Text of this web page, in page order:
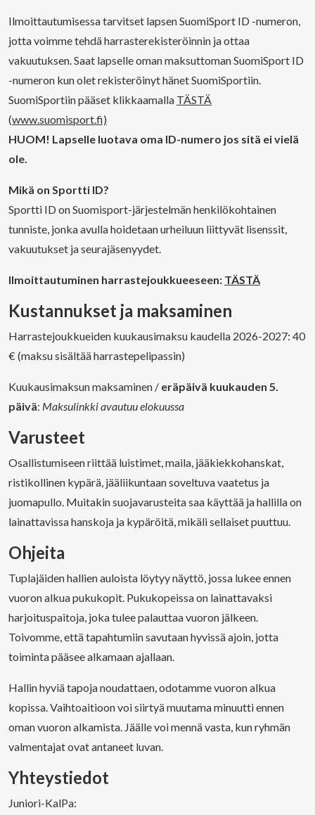
Ilmoittautumisessa tarvitset lapsen SuomiSport ID -numeron,
jotta voimme tehdä harrasterekisteröinnin ja ottaa
vakuutuksen. Saat lapselle oman maksuttoman SuomiSport ID
-numeron kun olet rekisteröinyt hänet SuomiSportiin.
SuomiSportiin pääset klikkaamalla TÄSTÄ
(www.suomisport.fi)
HUOM! Lapselle luotava oma ID-numero jos sitä ei vielä
ole.
Mikä on Sportti ID?
Sportti ID on Suomisport-järjestelmän henkilökohtainen
tunniste, jonka avulla hoidetaan urheiluun liittyvät lisenssit,
vakuutukset ja seurajäsenyydet.
Ilmoittautuminen harrastejoukkueeseen: TÄSTÄ
Kustannukset ja maksaminen
Harrastejoukkueiden kuukausimaksu kaudella 2026-2027: 40
€ (maksu sisältää harrastepelipassin)
Kuukausimaksun maksaminen / eräpäivä kuukauden 5.
päivä: Maksulinkki avautuu elokuussa
Varusteet
Osallistumiseen riittää luistimet, maila, jääkiekkohanskat,
ristikollinen kypärä, jääliikuntaan soveltuva vaatetus ja
juomapullo. Muitakin suojavarusteita saa käyttää ja hallilla on
lainattavissa hanskoja ja kypäröitä, mikäli sellaiset puuttuu.
Ohjeita
Tuplajäiden hallien auloista löytyy näyttö, jossa lukee ennen
vuoron alkua pukukopit. Pukukopeissa on lainattavaksi
harjoituspaitoja, joka tulee palauttaa vuoron jälkeen.
Toivomme, että tapahtumiin savutaan hyvissä ajoin, jotta
toiminta pääsee alkamaan ajallaan.
Hallin hyviä tapoja noudattaen, odotamme vuoron alkua
kopissa. Vaihtoaitioon voi siirtyä muutama minuutti ennen
oman vuoron alkamista. Jäälle voi mennä vasta, kun ryhmän
valmentajat ovat antaneet luvan.
Yhteystiedot
Juniori-KalPa: